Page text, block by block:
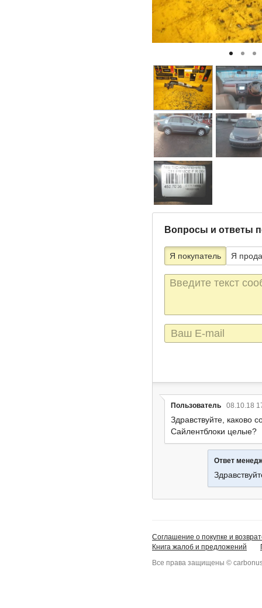
Вопросы и ответы
Я покупатель Я
Текст
сообщения
E-
mail
Пользователь 08.10.18
Здравствуйте, каково
Сайлентблоки целые?
Ответ
Соглашение о покупке и
Книга жалоб и предложений
Все права защищены ©